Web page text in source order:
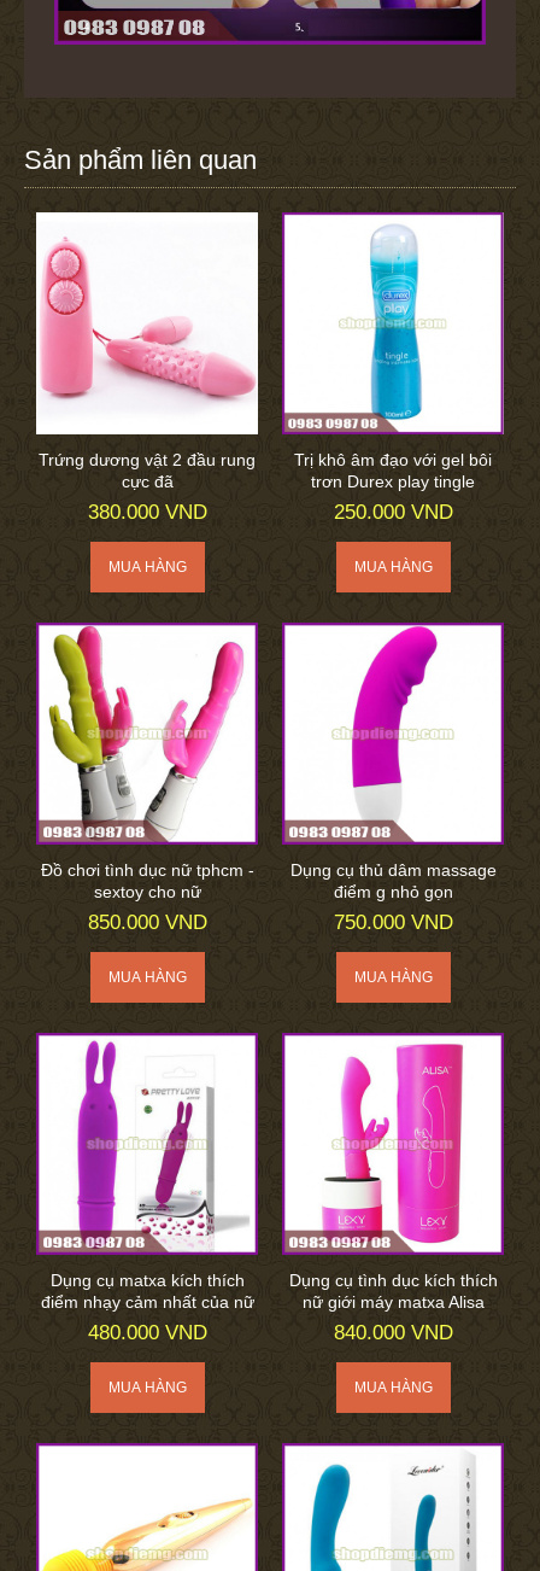
Sản phẩm liên quan
Trứng dương vật 2 đầu rung
cực đã
380.000 VND
Trị khô âm đạo với gel bôi
trơn Durex play tingle
250.000 VND
Đồ chơi tình dục nữ tphcm -
sextoy cho nữ
850.000 VND
Dụng cụ thủ dâm massage
điểm g nhỏ gọn
750.000 VND
Dụng cụ matxa kích thích
điểm nhạy cảm nhất của nữ
480.000 VND
Dụng cụ tình dục kích thích
nữ giới máy matxa Alisa
840.000 VND